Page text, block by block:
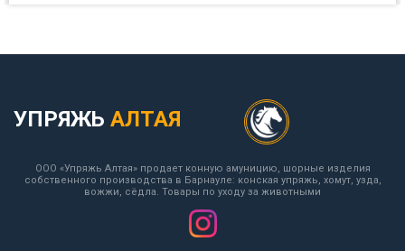
УПРЯЖЬ АЛТАЯ
ООО «Упряжь Алтая» продает конную амуницию, шорные изделия
собственного производства в Барнауле: конская упряжь, хомут, узда,
вожжи, сёдла. Товары по уходу за животными